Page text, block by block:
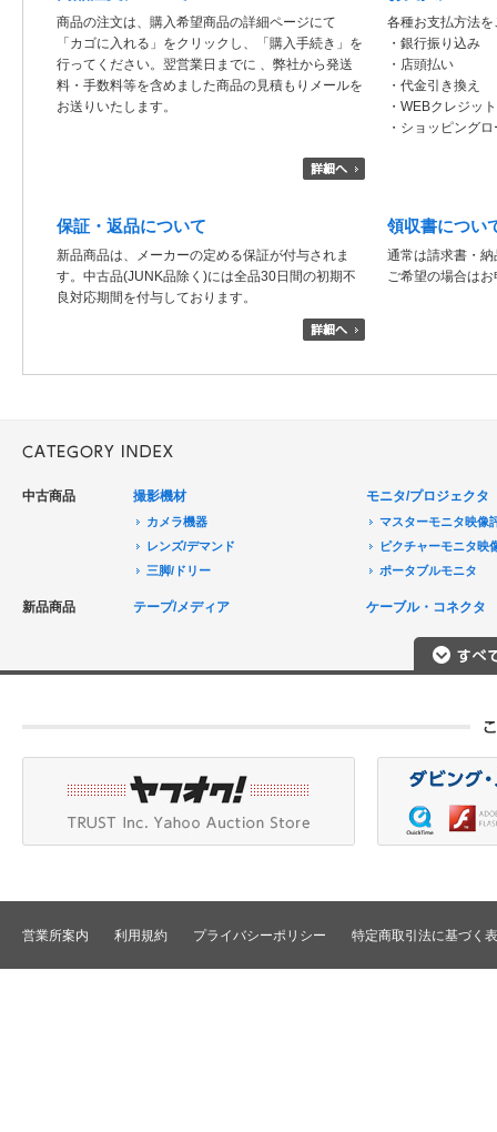
商品の注文は、購入希望商品の詳細ページにて
「カゴに入れる」をクリックし、「購入手続き」を
行ってください。翌営業日までに 、弊社から発送
料・手数料等を含めました商品の見積もりメールを
お送りいたします。
各種お支払方法
・銀行振り込み
・店頭払い
・代金引き換え
・WEBクレジッ
・ショッピング
保証・返品について
新品商品は、メーカーの定める保証が付与されま
す。中古品(JUNK品除く)には全品30日間の初期不
良対応期間を付与しております。
領収書につい
通常は請求書・
ご希望の場合は
中古商品 撮影機材
カメラ機器
レンズ/デマンド
三脚/ドリー
ポータブルレコーダ
SD仕様VTR
HD仕様VTR
メモリーレコーダ/ディスクレコー
VTRインターフェース/アクセサリ
モニタ/プロジェクタ
マスターモニタ映像
ピクチャーモニタ映
ポータブルモニタ
プロジェクタ
プロジェクタアクセ
スイッチャ
編集コントローラ
コンバータ
TBC/FS
新品商品 テープ/メディア
DLT/LTO
ケーブル・コネクタ
営業所案内 利用規約 プライバシーポリシー 特定商取引法に基づく